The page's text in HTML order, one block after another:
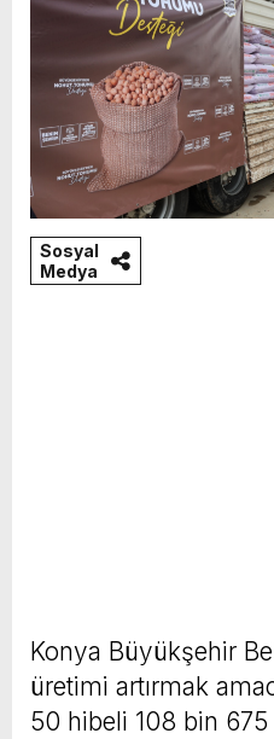
Sosyal
Medya
Konya Büyükşehir
üretimi artırmak
50 hibeli 108 bin